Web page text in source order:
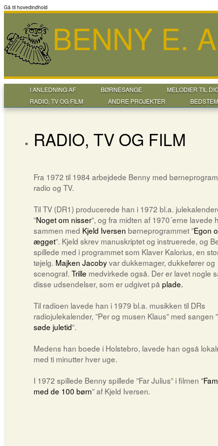
Gå til hovedindhold
BENNY E.
I ANLEDNING AF BØRNESANGE
MELODIER TIL
RADIO, TV OG FILM
ANDRE PROJEKTER
RADIO, TV OG FILM
Fra 1972 til 1984 arbejdede Benny med
radio og TV.
Til TV (DR1) producerede han i 1972 bl.a.
”Noget om nisser”, og fra midten af 1970´erne lavede
sammen med Kjeld Iversen børneprogrammet ”Egon
ægget”. Kjeld skrev manuskriptet og instruerede, og
spillede med i programmet som Klaver Kalorius, en
tøjelg. Majken Jacobyvar dukkemager, dukkefører og
scenograf. Trille medvirkede også. Der er lavet nogle
disse udsendelser, som er udgivet på plade.
Til radioen lavede han i 1979 bl.a. musikken til DRs
radiojulekalender, ”Per og musen Klaus” med sangen ”
søde juletid”.
Medens han boede i Holstebro, lavede han også
med ti minutter hver uge.
I 1972 spillede Benny spillede ”Far Julius” i filmen "
med de 100 børn” af Kjeld Iversen.